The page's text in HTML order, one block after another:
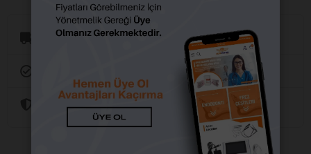
Aynı Gün Kargo
Güvenli Alışveriş